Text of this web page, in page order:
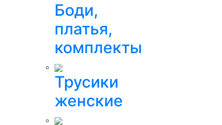
Боди,
платья,
комплекты
Трусики
женские